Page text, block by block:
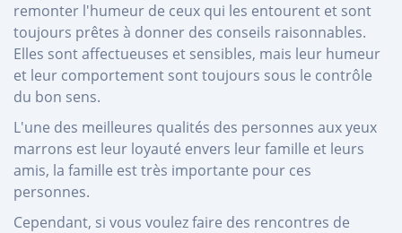
remonter l'humeur de ceux qui les entourent et sont
toujours prêtes à donner des conseils raisonnables.
Elles sont affectueuses et sensibles, mais leur humeur
et leur comportement sont toujours sous le contrôle
du bon sens.
L'une des meilleures qualités des personnes aux yeux
marrons est leur loyauté envers leur famille et leurs
amis, la famille est très importante pour ces
personnes.
Cependant, si vous voulez faire des rencontres de